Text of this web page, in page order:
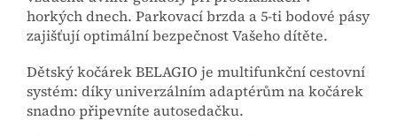
horkých dnech. Parkovací brzda a 5-ti bodové pásy
zajišťují optimální bezpečnost Vašeho dítěte.
Dětský kočárek BELAGIO je multifunkční cestovní
systém: díky univerzálním adaptérům na kočárek
snadno připevníte autosedačku.